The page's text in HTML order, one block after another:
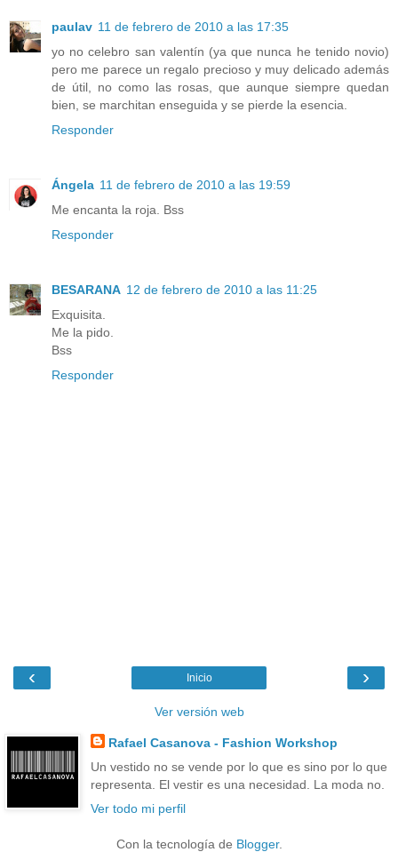
paulav 11 de febrero de 2010 a las 17:35
yo no celebro san valentín (ya que nunca he tenido novio)
pero me parece un regalo precioso y muy delicado además
de útil, no como las rosas, que aunque siempre quedan
bien, se marchitan enseguida y se pierde la esencia.
Responder
Ángela 11 de febrero de 2010 a las 19:59
Me encanta la roja. Bss
Responder
BESARANA 12 de febrero de 2010 a las 11:25
Exquisita.
Me la pido.
Bss
Responder
‹ ›
Inicio
Ver versión web
Rafael Casanova - Fashion Workshop
Un vestido no se vende por lo que es sino por lo que
representa. El vestir es una necesidad. La moda no.
Ver todo mi perfil
Con la tecnología de Blogger.